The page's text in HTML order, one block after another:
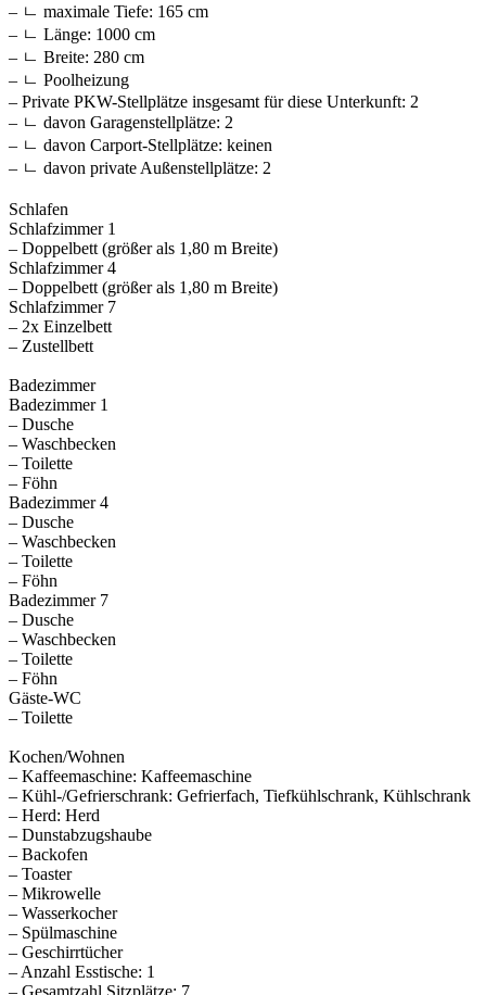
– ㄴ maximale Tiefe: 165 cm
– ㄴ Länge: 1000 cm
– ㄴ Breite: 280 cm
– ㄴ Poolheizung
– Private PKW-Stellplätze insgesamt für diese Unterkunft: 2
– ㄴ davon Garagenstellplätze: 2
– ㄴ davon Carport-Stellplätze: keinen
– ㄴ davon private Außen­stellplätze: 2
Schlafen
Schlafzimmer 1
– Doppelbett (größer als 1,80 m Breite)
Schlafzimmer 4
– Doppelbett (größer als 1,80 m Breite)
Schlafzimmer 7
– 2x Einzelbett
– Zustellbett
Badezimmer
Badezimmer 1
– Dusche
– Waschbecken
– Toilette
– Föhn
Badezimmer 4
– Dusche
– Waschbecken
– Toilette
– Föhn
Badezimmer 7
– Dusche
– Waschbecken
– Toilette
– Föhn
Gäste-WC
– Toilette
Kochen/Wohnen
– Kaffeemaschine: Kaffeemaschine
– Kühl-/Gefrierschrank: Gefrierfach, Tiefkühlschrank, Kühlschrank
– Herd: Herd
– Dunstabzugshaube
– Backofen
– Toaster
– Mikrowelle
– Wasserkocher
– Spülmaschine
– Geschirrtücher
– Anzahl Esstische: 1